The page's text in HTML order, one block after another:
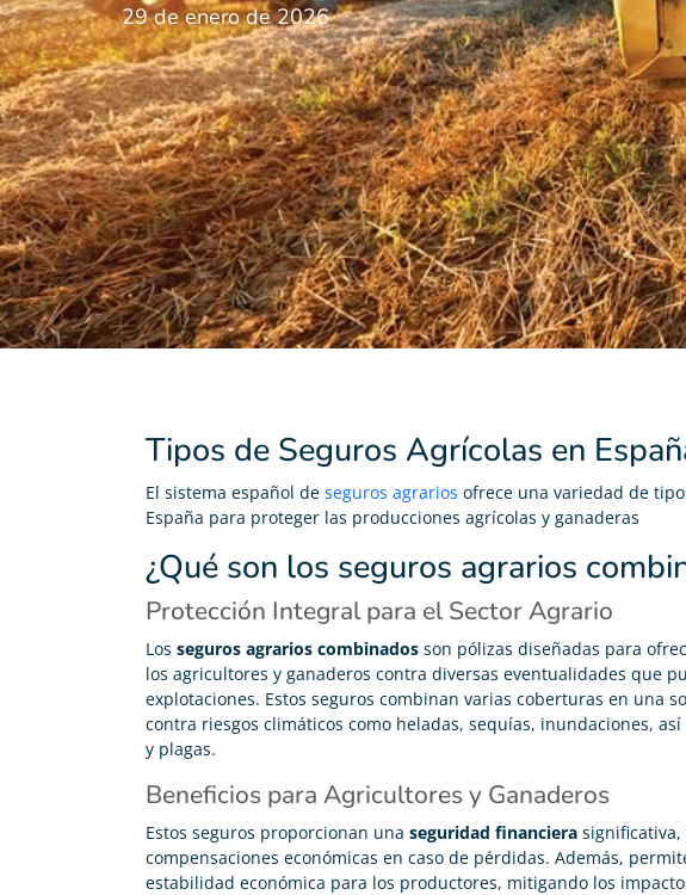
29 de enero de 2026
Tipos de Seguros Agrícolas en
El sistema español de seguros agrarios ofrece una variedad de
España para proteger las producciones agrícolas y ganaderas
¿Qué son los seguros agrarios
Protección Integral para el Sector Agrario
Los seguros agrarios combinados son pólizas diseñadas para
los agricultores y ganaderos contra diversas eventualidades que
explotaciones. Estos seguros combinan varias coberturas en una
contra riesgos climáticos como heladas, sequías, inundaciones,
y plagas.
Beneficios para Agricultores y Ganaderos
Estos seguros proporcionan una seguridad financiera
compensaciones económicas en caso de pérdidas. Además,
estabilidad económica para los productores, mitigando los